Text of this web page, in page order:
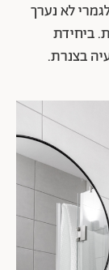
לא נערך
ביחידת
בצנרת.